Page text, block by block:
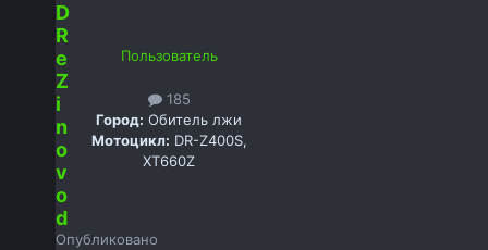
D
R
e
Z
i
n
o
v
o
d
Опубликовано
Пользователь
185
Город: Обитель лжи
Мотоцикл: DR-Z400S,
XT660Z